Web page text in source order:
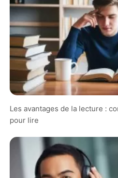
Les avantages de la lecture :
pour lire